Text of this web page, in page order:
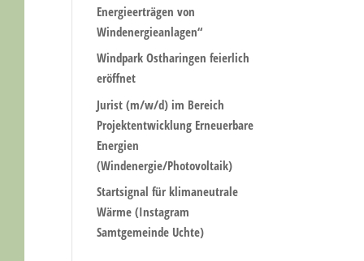
Energieerträgen von
Windenergieanlagen“
Windpark Ostharingen feierlich
eröffnet
Jurist (m/w/d) im Bereich
Projektentwicklung Erneuerbare
Energien
(Windenergie/Photovoltaik)
Startsignal für klimaneutrale
Wärme (Instagram
Samtgemeinde Uchte)